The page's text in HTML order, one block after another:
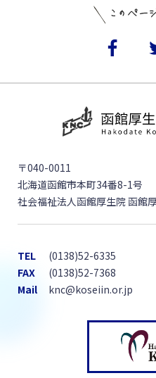
〒040-0011
北海道函館市本町34番8-1号
社会福祉法人函館厚生院 函館
TEL
(0138)52-6335
FAX
(0138)52-7368
Mail
knc@koseiin.or.jp